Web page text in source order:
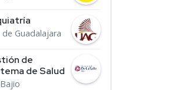
Guadalajara
de
de Salud